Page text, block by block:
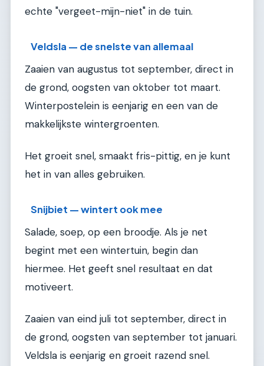
echte "vergeet-mijn-niet" in de tuin.
Veldsla — de snelste van allemaal
Zaaien van augustus tot september, direct in
de grond, oogsten van oktober tot maart.
Winterpostelein is eenjarig en een van de
makkelijkste wintergroenten.
Het groeit snel, smaakt fris-pittig, en je kunt
het in van alles gebruiken.
Snijbiet — wintert ook mee
Salade, soep, op een broodje. Als je net
begint met een wintertuin, begin dan
hiermee. Het geeft snel resultaat en dat
motiveert.
Zaaien van eind juli tot september, direct in
de grond, oogsten van september tot januari.
Veldsla is eenjarig en groeit razend snel.